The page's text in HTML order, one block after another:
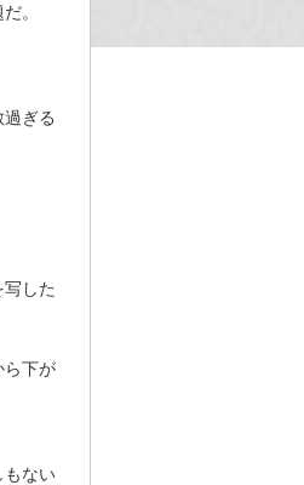
。
ぎる
した
ら下が
もない